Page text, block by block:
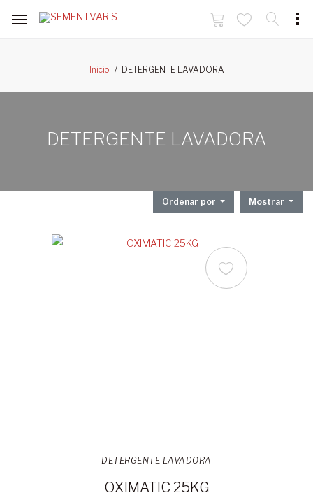
Inicio DETERGENTE LAVADORA
DETERGENTE LAVADORA
Ordenar por Mostrar
DETERGENTE LAVADORA
OXIMATIC 25KG